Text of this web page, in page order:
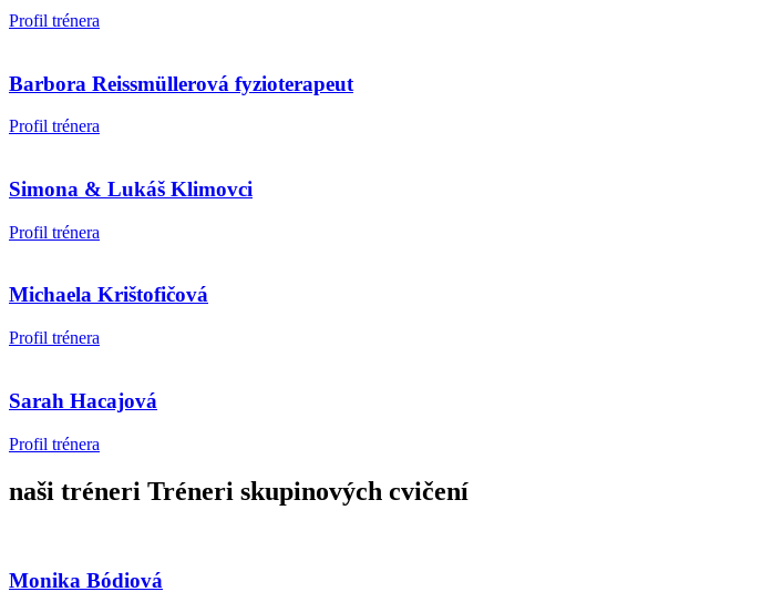
Profil trénera
Barbora Reissmüllerová fyzioterapeut
Profil trénera
Simona & Lukáš Klimovci
Profil trénera
Michaela Krištofičová
Profil trénera
Sarah Hacajová
Profil trénera
naši tréneri Tréneri skupinových cvičení
Monika Bódiová